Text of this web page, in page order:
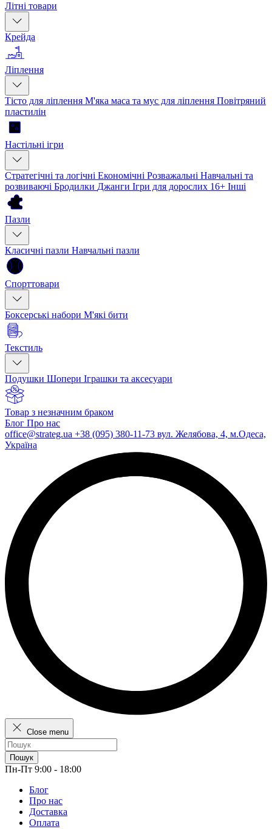
Літні товари
Крейда
Ліплення
Тісто для ліплення М'яка маса та мус для ліплення Повітряний
пластилін
Настільні ігри
Стратегічні та логічні Економічні Розважальні Навчальні та
розвиваючі Бродилки Джанги Ігри для дорослих 16+ Інші
Пазли
Класичні пазли Навчальні пазли
Спорттовари
Боксерські набори М'які бити
Текстиль
Подушки Шопери Іграшки та аксесуари
Товар з незначним браком
Блог Про нас
office@strateg.ua +38 (095) 380-11-73 вул. Желябова, 4, м.Одеса,
Україна
Close menu
Пошук
Пн-Пт 9:00 - 18:00
Блог
Про нас
Доставка
Оплата